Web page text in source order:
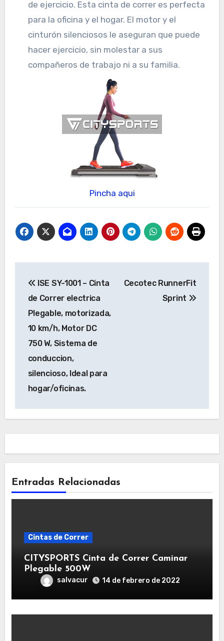
de ejercicio. Esta cinta de correr es perfecta
para la oficina y el hogar. El motor y el
cinturón silenciosos le aseguran que puede
hacer ejercicio, sin molestar a sus
compañeros de trabajo ni a su familia.
Pincha aqui
de
entradas
ISE SY-1001 – Cinta
de Correr electrica
Plegable, motorizada,
10 km/h, Motor DC
750 W, Sistema de
conduccion,
silencioso, Ideal para
hogar/oficinas.
Cecotec RunnerFit
Sprint
Entradas Relacionadas
Cintas de Correr
CITYSPORTS Cinta de Correr Caminar
Plegable 500W
salvacur 14 de febrero de 2022